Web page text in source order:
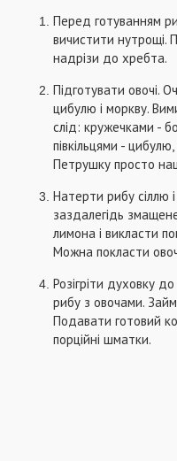
Перед готуванням
вичистити нутрощі.
надрізи до хребта.
Підготувати овочі.
цибулю і моркву.
слід: кружечками -
півкільцями -
Петрушку просто
Натерти рибу сіллю
заздалегідь
лимона і викласти
Можна покласти
Розігріти духовку
рибу з овочами.
Подавати готовий
порційні шматки.